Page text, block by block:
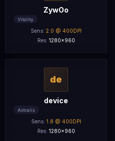
ZywOo
Vitality
Sens: 2.0 @ 400DPI
Res: 1280x960
de
device
Astralis
Sens: 1.8 @ 400DPI
Res: 1280x960